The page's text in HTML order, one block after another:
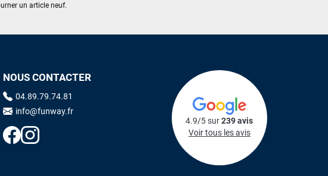
un article neuf.
NOUS CONTACTER
04.89.79.74.81
info@funway.fr
4.9/5 sur239 avis
Voir tous les avis